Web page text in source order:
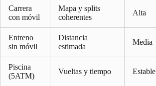
Carrera
con móvil
Mapa y splits
coherentes
Alta
Entreno
sin móvil
Distancia
estimada
Media
Piscina
(5ATM)
Vueltas y tiempo Estable